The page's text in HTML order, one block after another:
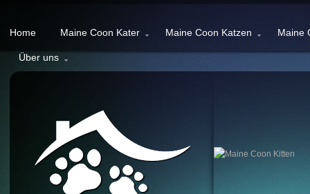
Home Maine Coon Kater Maine Coon Katzen Maine
Über uns